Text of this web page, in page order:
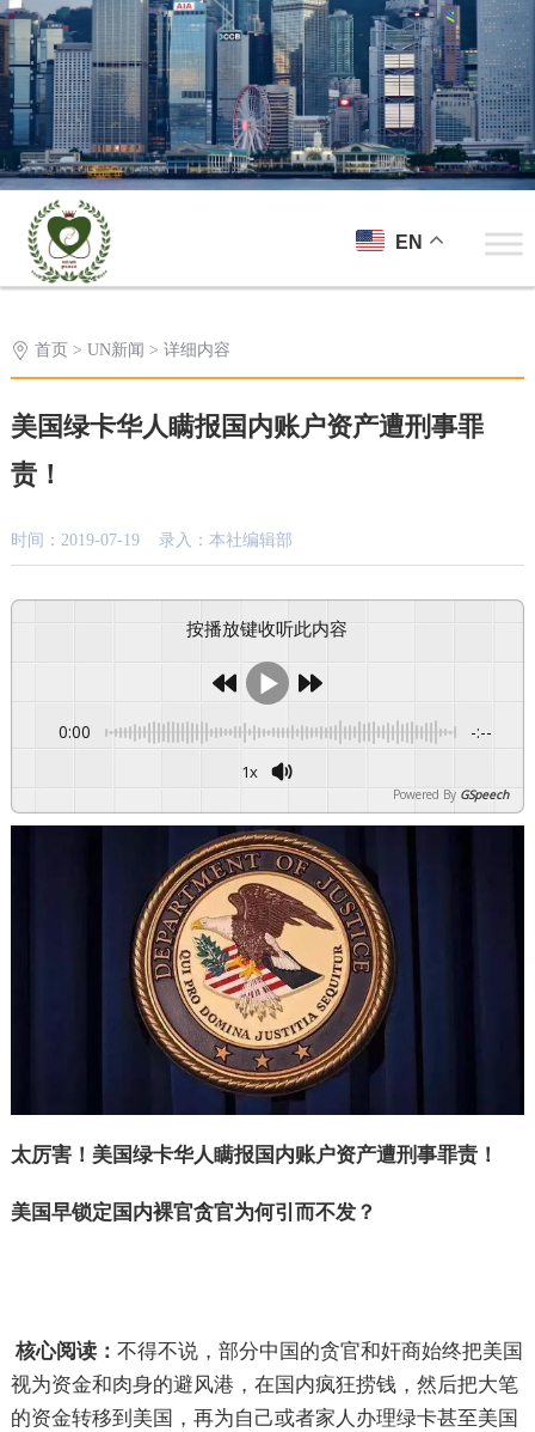
EN
首页 > UN新闻 > 详细内容
美国绿卡华人瞒报国内账户资产遭刑事罪
责！
时间：2019-07-19 录入：本社编辑部
按播放键收听此内容
0:00 -:--
1x
Powered By GSpeech
太厉害！美国绿卡华人瞒报国内账户资产遭刑事罪责！
美国早锁定国内裸官贪官为何引而不发？
核心阅读： 不得不说，部分中国的贪官和奸商始终把美国
视为资金和肉身的避风港，在国内疯狂捞钱，然后把大笔
的资金转移到美国，再为自己或者家人办理绿卡甚至美国